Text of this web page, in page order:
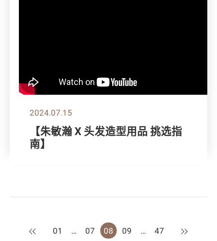
2024.07.15
【朱敏瀚 X 头发造型用品 挑选指
南】
上一页
01 … 07 08 09 … 47 下一页